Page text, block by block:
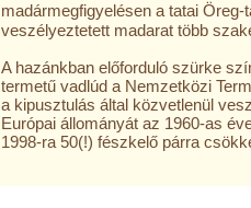
madármegfigyelésen a tatai
veszélyeztetett madarat több
A hazánkban előforduló szürke
termetű vadlúd a Nemzetközi
a kipusztulás által közvetlenül
Európai állományát az 1960-as
1998-ra 50(!) fészkelő párra